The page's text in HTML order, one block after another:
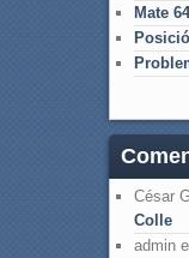
Mate
César
Colle
admin